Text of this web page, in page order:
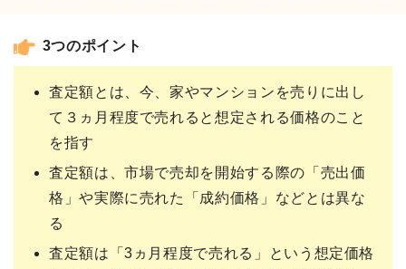
3つのポイント
査定額とは、今、家やマンションを売りに出し
て３ヵ月程度で売れると想定される価格のこと
を指す
査定額は、市場で売却を開始する際の「売出価
格」や実際に売れた「成約価格」などとは異な
る
査定額は「3ヵ月程度で売れる」という想定価格